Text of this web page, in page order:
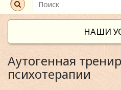
НАШИ
Аутогенная
психотерапии